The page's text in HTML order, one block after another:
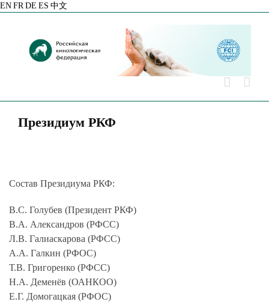
EN FR DE ES 中文
Президиум РКФ
Состав Президиума РКФ:
В.С. Голубев (Президент РКФ)
В.А. Александров (РФСС)
Л.В. Галиаскарова (РФСС)
А.А. Галкин (РФОС)
Т.В. Григоренко (РФСС)
Н.А. Деменёв (ОАНКОО)
Е.Г. Домогацкая (РФОС)